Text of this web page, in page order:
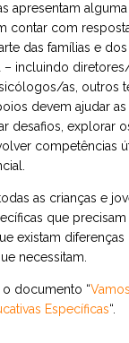
apresentam
contar com
das famílias e
incluindo diretores/
as, outros
devem ajudar
desafios, explorar
competências
as crianças e
que
existam
necessitam.
documento “
Específicas“.